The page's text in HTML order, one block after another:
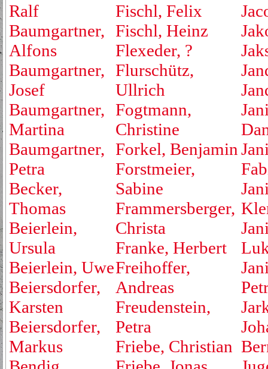
Ralf
Baumgartner,
Alfons
Baumgartner,
Josef
Baumgartner,
Martina
Baumgartner,
Petra
Becker,
Thomas
Beierlein,
Ursula
Beierlein, Uwe
Beiersdorfer,
Karsten
Beiersdorfer,
Markus
Fischl, Felix
Fischl, Heinz
Flexeder, ?
Flurschütz,
Ullrich
Fogtmann,
Christine
Forkel, Benjamin
Forstmeier,
Sabine
Frammersberger,
Christa
Franke, Herbert
Freihoffer,
Andreas
Freudenstein,
Petra
Friebe, Christian